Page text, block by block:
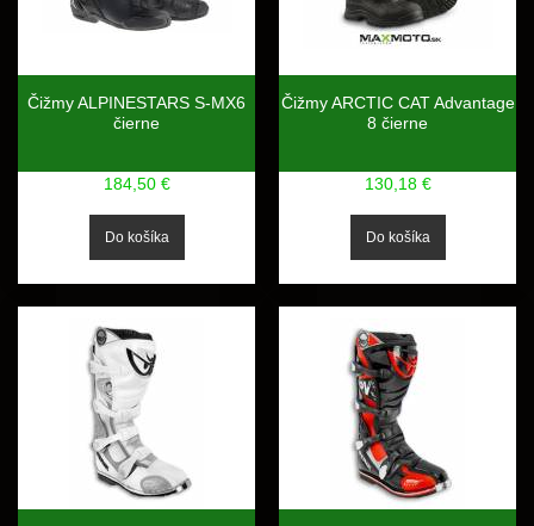
Čižmy ALPINESTARS S-MX6
čierne
184,50 €
Čižmy ARCTIC CAT Advantage
8 čierne
130,18 €